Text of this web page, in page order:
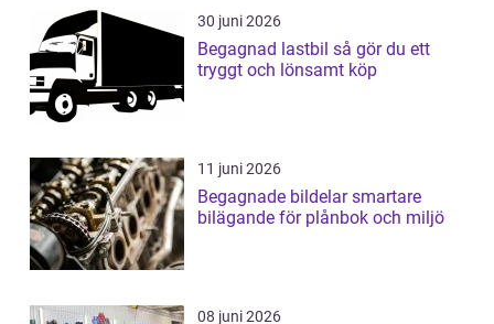
30 juni 2026
Begagnad lastbil så gör du ett
tryggt och lönsamt köp
11 juni 2026
Begagnade bildelar smartare
bilägande för plånbok och miljö
08 juni 2026